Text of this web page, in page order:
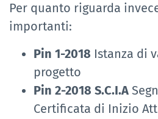
Per quanto riguarda
importanti:
Pin 1-2018 Istanza di
progetto
Pin 2-2018 S.C.I.A
Certificata di Inizio